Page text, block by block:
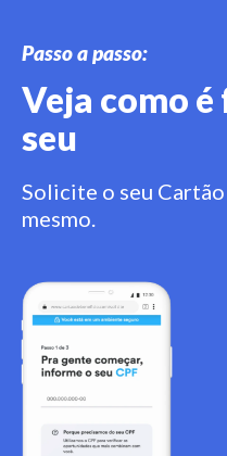
Passo a passo:
Veja como
seu
Solicite o seu
mesmo.